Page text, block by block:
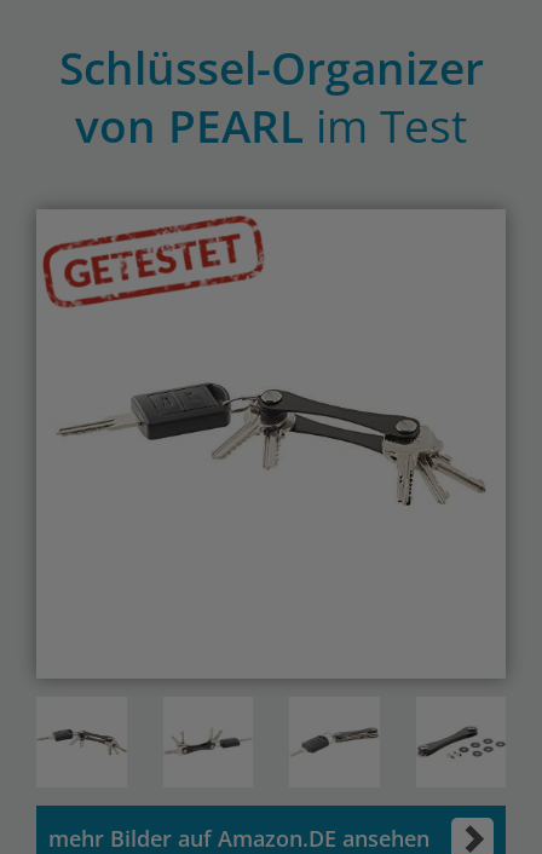
Schlüssel-Organizer
von PEARL im Test
mehr Bilder auf Amazon.DE ansehen